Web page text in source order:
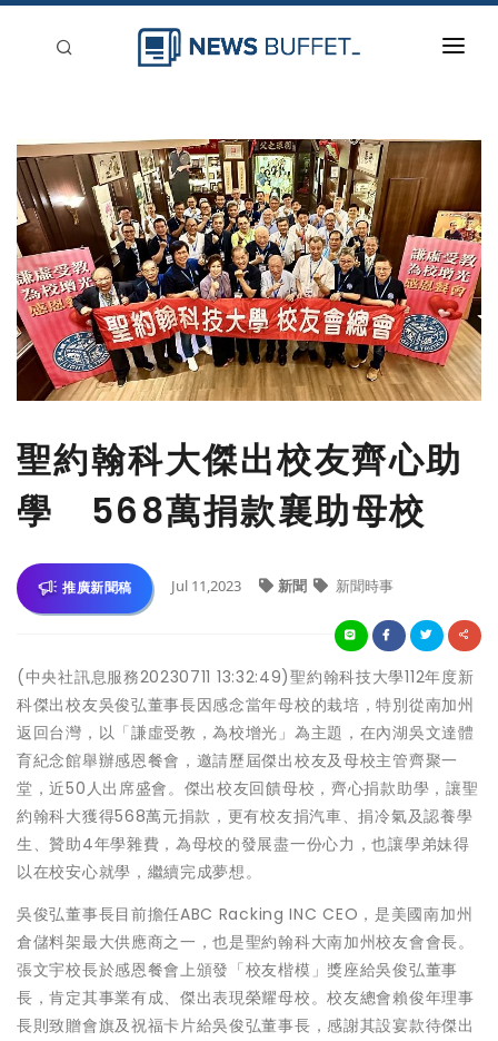
新聞稿分類
登入
聖約翰科大傑出校友齊心助
學 568萬捐款襄助母校
推廣新聞稿 Jul 11,2023 新聞 新聞時事
(中央社訊息服務20230711 13:32:49)聖約翰科技大學112年度新
科傑出校友吳俊弘董事長因感念當年母校的栽培，特別從南加州
返回台灣，以「謙虛受教，為校增光」為主題，在內湖吳文達體
育紀念館舉辦感恩餐會，邀請歷屆傑出校友及母校主管齊聚一
堂，近50人出席盛會。傑出校友回饋母校，齊心捐款助學，讓聖
約翰科大獲得568萬元捐款，更有校友捐汽車、捐冷氣及認養學
生、贊助4年學雜費，為母校的發展盡一份心力，也讓學弟妹得
以在校安心就學，繼續完成夢想。
吳俊弘董事長目前擔任ABC Racking INC CEO，是美國南加州
倉儲料架最大供應商之一，也是聖約翰科大南加州校友會會長。
張文宇校長於感恩餐會上頒發「校友楷模」獎座給吳俊弘董事
長，肯定其事業有成、傑出表現榮耀母校。校友總會賴俊年理事
長則致贈會旗及祝福卡片給吳俊弘董事長，感謝其設宴款待傑出